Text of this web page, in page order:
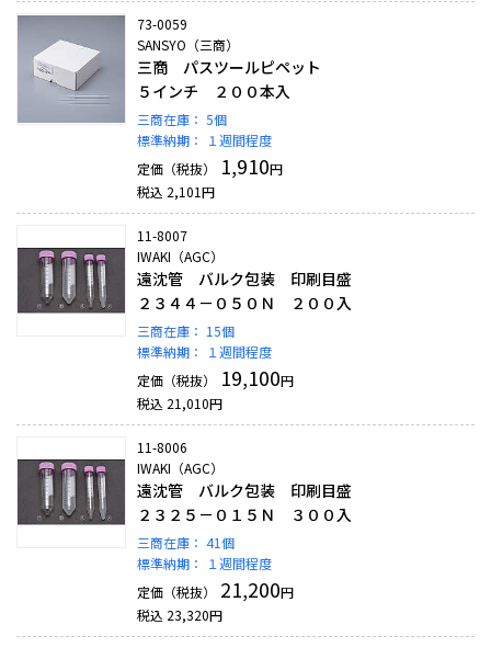
73-0059
SANSYO（三商）
三商 パスツールピペット
５インチ ２００本入
三商在庫： 5個
標準納期：
１週間程度
定価（税抜）
1,910円
税込 2,101円
11-8007
IWAKI（AGC）
遠沈管 バルク包装 印刷目盛
２３４４－０５０Ｎ ２００入
三商在庫： 15個
標準納期：
１週間程度
定価（税抜）
19,100円
税込 21,010円
11-8006
IWAKI（AGC）
遠沈管 バルク包装 印刷目盛
２３２５－０１５Ｎ ３００入
三商在庫： 41個
標準納期：
１週間程度
定価（税抜）
21,200円
税込 23,320円